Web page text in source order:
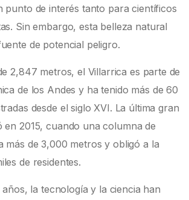
punto de interés tanto para científicos
Sin embargo, esta belleza natural
de potencial peligro.
2,847 metros, el Villarrica es parte de
de los Andes y ha tenido más de 60
desde el siglo XVI. La última gran
2015, cuando una columna de
más de 3,000 metros y obligó a la
de residentes.
la tecnología y la ciencia han